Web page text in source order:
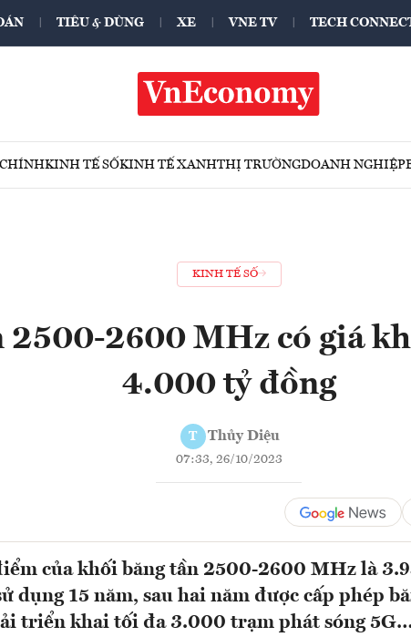
TIÊU & DÙNG XE VNE TV TECH
KINH TẾ SỐKINH TẾ XANHTHỊ TRƯỜNGDOANH NGHIỆP
KINH TẾ SỐ
2500-2600 MHz có giá
4.000 tỷ đồng
T Thủy Diệu
07:33, 26/10/2023
của khối băng tần 2500-2600 MHz là
dụng 15 năm, sau hai năm được cấp phép
triển khai tối đa 3.000 trạm phát sóng